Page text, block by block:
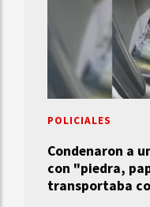
Condenaron a
con "piedra,
transportaba
POLICIALES